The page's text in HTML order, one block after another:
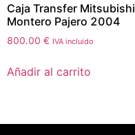
Caja Transfer Mitsubishi
Montero Pajero 2004
800.00 € IVA incluido
Añadir al carrito